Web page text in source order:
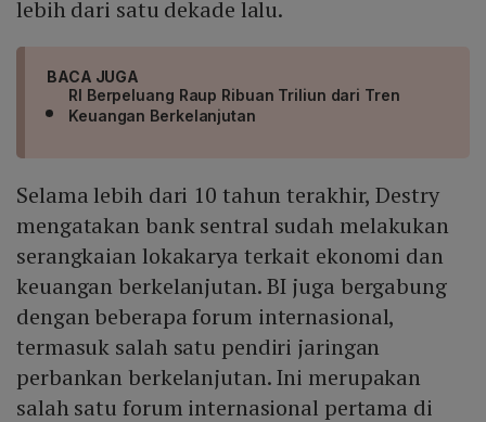
lebih dari satu dekade lalu.
BACA JUGA
RI Berpeluang Raup Ribuan Triliun dari Tren
Keuangan Berkelanjutan
Selama lebih dari 10 tahun terakhir, Destry
mengatakan bank sentral sudah melakukan
serangkaian lokakarya terkait ekonomi dan
keuangan berkelanjutan. BI juga bergabung
dengan beberapa forum internasional,
termasuk salah satu pendiri jaringan
perbankan berkelanjutan. Ini merupakan
salah satu forum internasional pertama di